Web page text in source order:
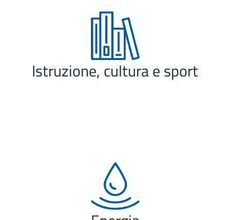
Istruzione, cultura e sport